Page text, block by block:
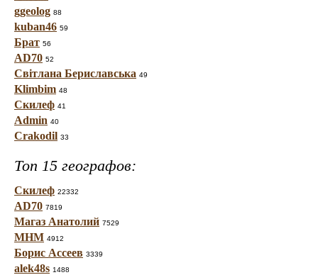
ggeolog 88
kuban46 59
Брат 56
AD70 52
Світлана Бериславська 49
Klimbim 48
Скилеф 41
Admin 40
Crakodil 33
Топ 15 географов:
Скилеф 22332
AD70 7819
Магаз Анатолий 7529
МНМ 4912
Борис Ассеев 3339
alek48s 1488